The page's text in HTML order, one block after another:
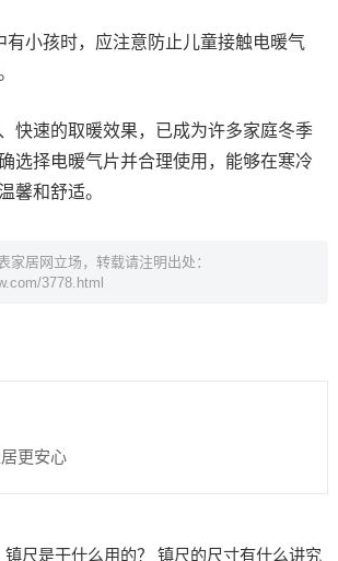
有小孩时，应注意防止儿童接触电暖气
快速的取暖效果，已成为许多家庭冬季
选择电暖气片并合理使用，能够在寒冷
馨和舒适。
家居网立场，转载请注明出处：
3778.html
更安心
尺是干什么用的？ 镇尺的尺寸有什么讲究